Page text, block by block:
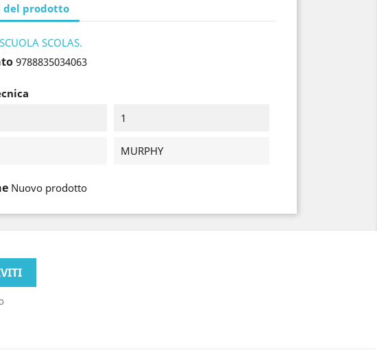
del prodotto
SCOLAS.
9788835034063
1
MURPHY
Nuovo prodotto